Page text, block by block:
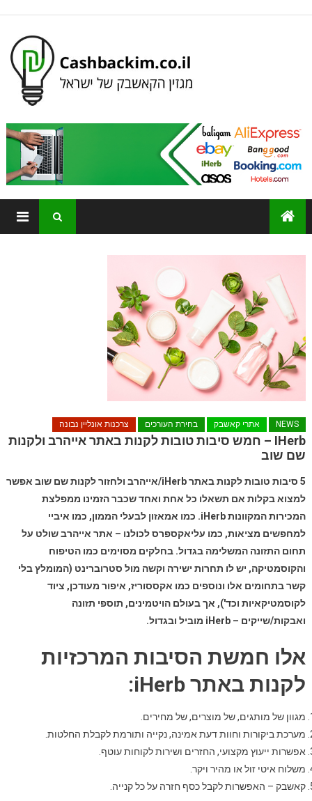
NEWS אתרי קאשבק בחירת העורכים צרכנות אונליין נבונה
IHerb – חמש סיבות טובות לקנות באתר אייהרב ולקנות
שם שוב
5 סיבות טובות לקנות באתר iHerb/אייהרב ולחזור לקנות שם שוב אפשר
למצוא בקלות אם תשאלו כל אחת ואחד שכבר הזמינו ממפלצת
המכירות המקוונות iHerb. כמו אמאזון לבעלי הממון, כמו איביי
למחפשים מציאות, כמו עליאקספרס לכולנו – אתר אייהרב שולט על
תחום התזונה המשלימה בגדול. בחלקים מסוימים כמו הטיפוח
והקוסמטיקה, יש לו תחרות ישירה וקשה מול סטרוברינט (המומלץ בלי
קשר בתחומים אלו ונוספים כמו אקססוריז, איפור מעודכן, ציוד
לקוסמטיקאיות וכד'), אך בעולם הויטמינים, תוספי תזונה
ואבקות/שייקים – iHerb מוביל ובגדול.
אלו חמשת הסיבות המרכזיות
לקנות באתר iHerb:
מגוון של מותגים, של מוצרים, של מחירים.
מערכת ביקורות וחוות דעת אמינה, נקייה ותורמת לקבלת החלטות.
אפשרות ייעוץ מקצועי, החזרים ושירות לקוחות עוטף.
משלוח איטי זול או מהיר ויקר.
קאשבק – האפשרות לקבל כסף חזרה על כל קנייה.